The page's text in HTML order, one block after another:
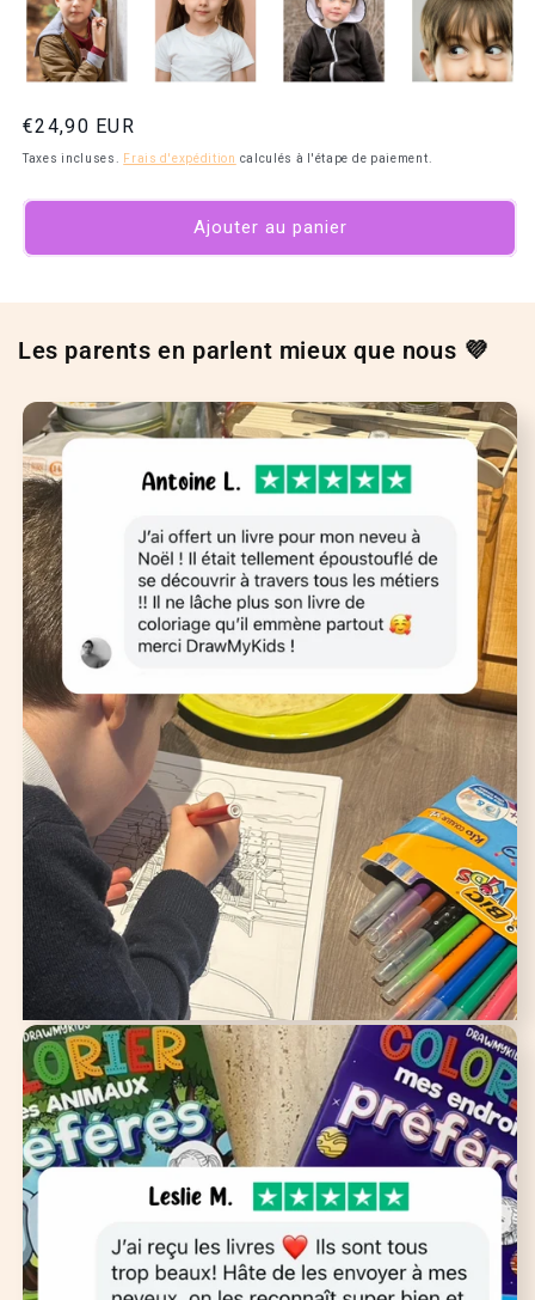
Prix
habituel
€24,90 EUR
Taxes incluses. Frais d'expédition calculés à l'étape de paiement.
Ajouter au panier
Les parents en parlent mieux que nous 💜